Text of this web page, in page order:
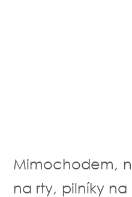
Mimochodem,
na rty, pilníky